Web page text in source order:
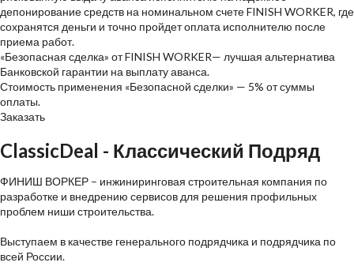
депонирование средств на номинальном счете FINISH WORKER, где
сохранятся деньги и точно пройдет оплата исполнителю после
приема работ.
«Безопасная сделка» от FINISH WORKER— лучшая альтернатива
Банковской гарантии на выплату аванса.
Стоимость применения «Безопасной сделки» — 5% от суммы
оплаты.
Заказать
ClassicDeal - Классический Подряд
ФИНИШ ВОРКЕР – инжиниринговая строительная компания по
разработке и внедрению сервисов для решения профильных
проблем ниши строительства.
Выступаем в качестве генерального подрядчика и подрядчика по
всей России.